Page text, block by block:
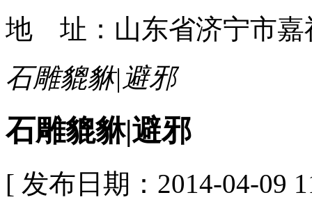
地 址：山东省济宁市嘉
石雕貔貅|避邪
石雕貔貅|避邪
[ 发布日期：2014-04-09